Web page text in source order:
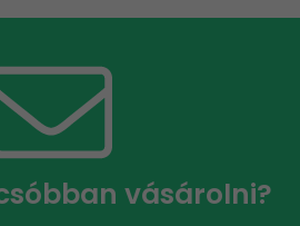
vásárolni?